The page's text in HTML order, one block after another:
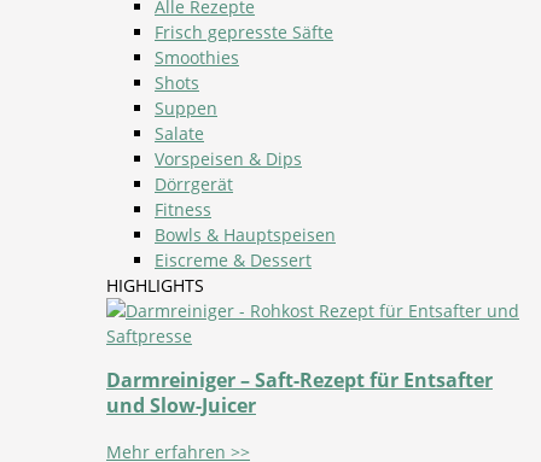
Alle Rezepte
Frisch gepresste Säfte
Smoothies
Shots
Suppen
Salate
Vorspeisen & Dips
Dörrgerät
Fitness
Bowls & Hauptspeisen
Eiscreme & Dessert
HIGHLIGHTS
Darmreiniger – Saft-Rezept für Entsafter
und Slow-Juicer
Mehr erfahren >>